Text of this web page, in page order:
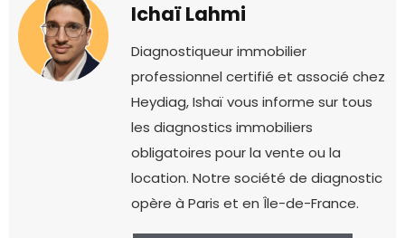
Ichaï Lahmi
Diagnostiqueur immobilier
professionnel certifié et associé chez
Heydiag, Ishaï vous informe sur tous
les diagnostics immobiliers
obligatoires pour la vente ou la
location. Notre société de diagnostic
opère à Paris et en Île-de-France.